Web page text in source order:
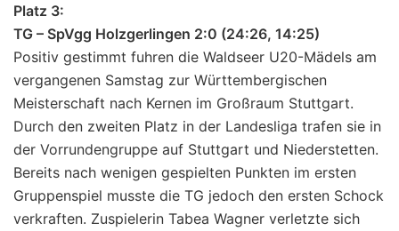
Platz 3:
TG – SpVgg Holzgerlingen 2:0 (24:26, 14:25)
Positiv gestimmt fuhren die Waldseer U20-Mädels am
vergangenen Samstag zur Württembergischen
Meisterschaft nach Kernen im Großraum Stuttgart.
Durch den zweiten Platz in der Landesliga trafen sie in
der Vorrundengruppe auf Stuttgart und Niederstetten.
Bereits nach wenigen gespielten Punkten im ersten
Gruppenspiel musste die TG jedoch den ersten Schock
verkraften. Zuspielerin Tabea Wagner verletzte sich